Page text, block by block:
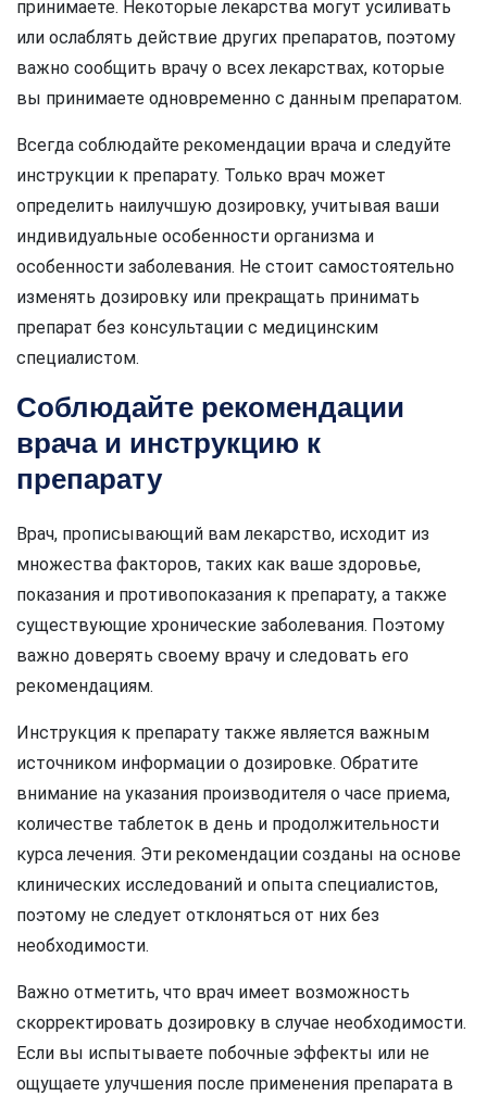
принимаете. Некоторые лекарства могут усиливать
или ослаблять действие других препаратов, поэтому
важно сообщить врачу о всех лекарствах, которые
вы принимаете одновременно с данным препаратом.
Всегда соблюдайте рекомендации врача и следуйте
инструкции к препарату. Только врач может
определить наилучшую дозировку, учитывая ваши
индивидуальные особенности организма и
особенности заболевания. Не стоит самостоятельно
изменять дозировку или прекращать принимать
препарат без консультации с медицинским
специалистом.
Соблюдайте рекомендации
врача и инструкцию к
препарату
Врач, прописывающий вам лекарство, исходит из
множества факторов, таких как ваше здоровье,
показания и противопоказания к препарату, а также
существующие хронические заболевания. Поэтому
важно доверять своему врачу и следовать его
рекомендациям.
Инструкция к препарату также является важным
источником информации о дозировке. Обратите
внимание на указания производителя о часе приема,
количестве таблеток в день и продолжительности
курса лечения. Эти рекомендации созданы на основе
клинических исследований и опыта специалистов,
поэтому не следует отклоняться от них без
необходимости.
Важно отметить, что врач имеет возможность
скорректировать дозировку в случае необходимости.
Если вы испытываете побочные эффекты или не
ощущаете улучшения после применения препарата в